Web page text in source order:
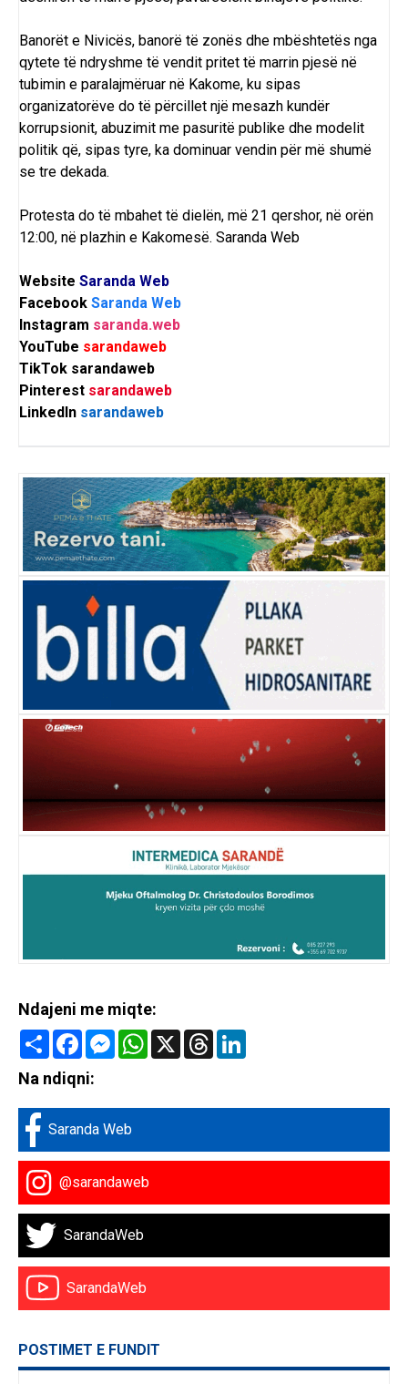
Banorët e Nivicës, banorë të zonës dhe mbështetës nga
qytete të ndryshme të vendit pritet të marrin pjesë në
tubimin e paralajmëruar në Kakome, ku sipas
organizatorëve do të përcillet një mesazh kundër
korrupsionit, abuzimit me pasuritë publike dhe modelit
politik që, sipas tyre, ka dominuar vendin për më shumë
se tre dekada.
Protesta do të mbahet të dielën, më 21 qershor, në orën
12:00, në plazhin e Kakomesë. Saranda Web
Website Saranda Web
Facebook Saranda Web
Instagram saranda.web
YouTube sarandaweb
TikTok sarandaweb
Pinterest sarandaweb
LinkedIn sarandaweb
Ndajeni me miqte:
Share FacebookMessenger
WhatsApp
X Threads
Na ndiqni:
Saranda Web
@sarandaweb
SarandaWeb
SarandaWeb
POSTIMET E FUNDIT